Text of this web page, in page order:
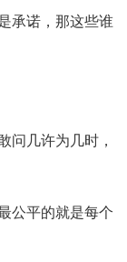
承诺，那这些谁
问几许为几时，
公平的就是每个